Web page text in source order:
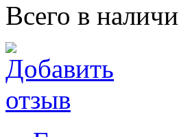
Всего в